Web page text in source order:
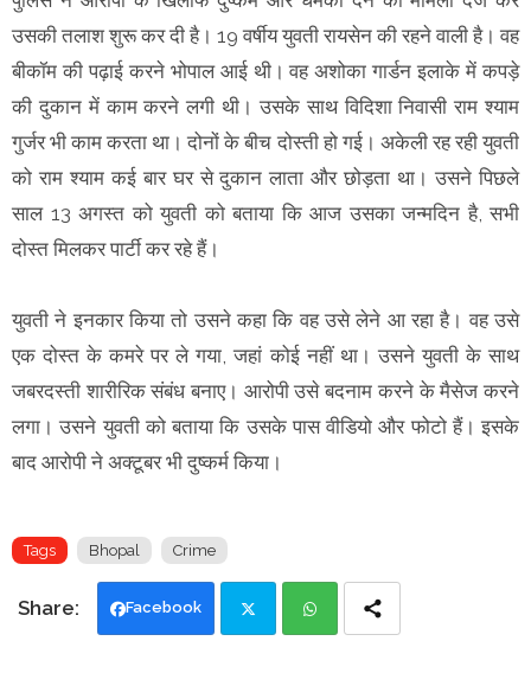
उसकी तलाश शुरू कर दी है। 19 वर्षीय युवती रायसेन की रहने वाली है। वह
बीकॉम की पढ़ाई करने भोपाल आई थी। वह अशोका गार्डन इलाके में कपड़े
की दुकान में काम करने लगी थी। उसके साथ विदिशा निवासी राम श्याम
गुर्जर भी काम करता था। दोनों के बीच दोस्ती हो गई। अकेली रह रही युवती
को राम श्याम कई बार घर से दुकान लाता और छोड़ता था। उसने पिछले
साल 13 अगस्त को युवती को बताया कि आज उसका जन्मदिन है, सभी
दोस्त मिलकर पार्टी कर रहे हैं।
युवती ने इनकार किया तो उसने कहा कि वह उसे लेने आ रहा है। वह उसे
एक दोस्त के कमरे पर ले गया, जहां कोई नहीं था। उसने युवती के साथ
जबरदस्ती शारीरिक संबंध बनाए। आरोपी उसे बदनाम करने के मैसेज करने
लगा। उसने युवती को बताया कि उसके पास वीडियो और फोटो हैं। इसके
बाद आरोपी ने अक्टूबर भी दुष्कर्म किया।
Tags Bhopal Crime
Facebook